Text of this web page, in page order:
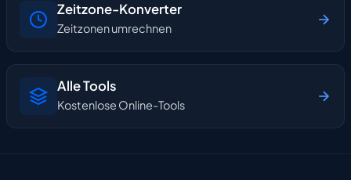
Zeitzone-Konverter
Zeitzonen umrechnen
Alle Tools
Kostenlose Online-Tools